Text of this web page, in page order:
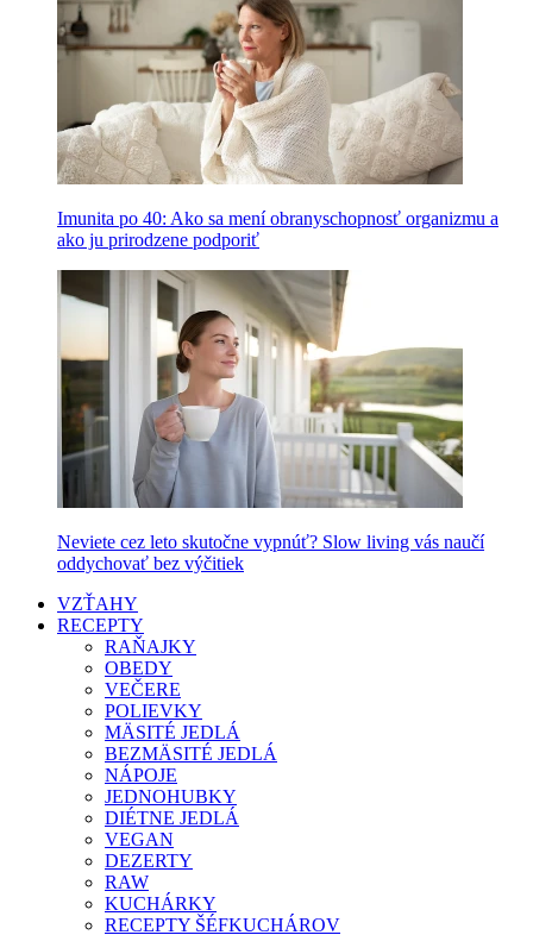
Imunita po 40: Ako sa mení obranyschopnosť organizmu a
ako ju prirodzene podporiť
Neviete cez leto skutočne vypnúť? Slow living vás naučí
oddychovať bez výčitiek
VZŤAHY
RECEPTY
RAŇAJKY
OBEDY
VEČERE
POLIEVKY
MÄSITÉ JEDLÁ
BEZMÄSITÉ JEDLÁ
NÁPOJE
JEDNOHUBKY
DIÉTNE JEDLÁ
VEGAN
DEZERTY
RAW
KUCHÁRKY
RECEPTY ŠÉFKUCHÁROV